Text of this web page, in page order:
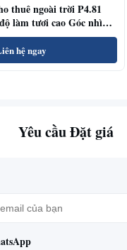
thuê ngoài trời P4.81
làm tươi cao Góc nhìn
hệ ngay
Yêu cầu Đặt giá